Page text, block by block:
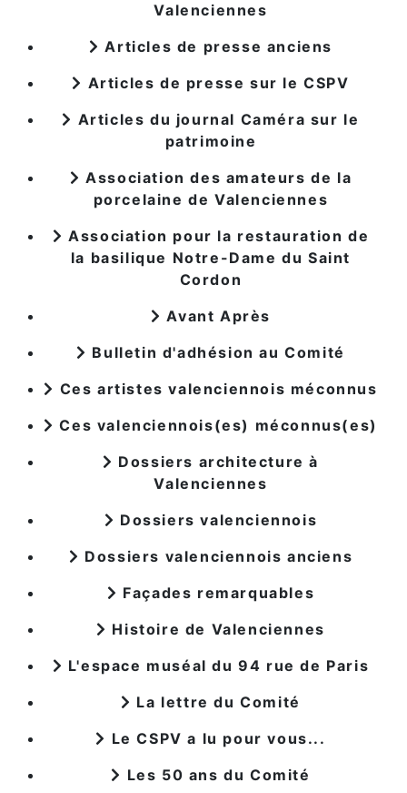
Valenciennes
Articles de presse anciens
Articles de presse sur le CSPV
Articles du journal Caméra sur le
patrimoine
Association des amateurs de la
porcelaine de Valenciennes
Association pour la restauration de
la basilique Notre-Dame du Saint
Cordon
Avant Après
Bulletin d'adhésion au Comité
Ces artistes valenciennois méconnus
Ces valenciennois(es) méconnus(es)
Dossiers architecture à
Valenciennes
Dossiers valenciennois
Dossiers valenciennois anciens
Façades remarquables
Histoire de Valenciennes
L'espace muséal du 94 rue de Paris
La lettre du Comité
Le CSPV a lu pour vous...
Les 50 ans du Comité